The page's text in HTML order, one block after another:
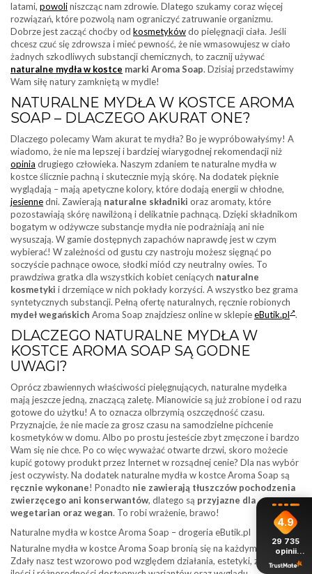
latami, powoliniszcząc nam zdrowie. Dlatego szukamy coraz więcej
rozwiązań, które pozwolą nam ograniczyć zatruwanie organizmu.
Dobrze jest zacząć choćby od kosmetykówdo pielęgnacji ciała. Jeśli
chcesz czuć się zdrowsza i mieć pewność, że nie wmasowujesz w ciało
żadnych szkodliwych substancji chemicznych, to zacznij używać
naturalne mydła w kostce marki Aroma Soap. Dzisiaj przedstawimy
Wam siłę natury zamkniętą w mydle!
NATURALNE MYDŁA W KOSTCE AROMA
SOAP – DLACZEGO AKURAT ONE?
Dlaczego polecamy Wam akurat te mydła? Bo je wypróbowałyśmy! A
wiadomo, że nie ma lepszej i bardziej wiarygodnej rekomendacji niż
opinia drugiego człowieka. Naszym zdaniem te naturalne mydła w
kostce ślicznie pachną i skutecznie myją skórę. Na dodatek pięknie
wyglądają – mają apetyczne kolory, które dodają energii w chłodne,
jesiennedni. Zawierają naturalne składniki oraz aromaty, które
pozostawiają skórę nawilżoną i delikatnie pachnącą. Dzięki składnikom
bogatym w odżywcze substancje mydła nie podrażniają ani nie
wysuszają. W gamie dostępnych zapachów naprawdę jest w czym
wybierać! W zależności od gustu czy nastroju możesz sięgnąć po
soczyście pachnące owoce, słodki miód czy neutralny owies. To
prawdziwa gratka dla wszystkich kobiet ceniących naturalne
kosmetyki i drzemiące w nich pokłady korzyści. A wszystko bez grama
syntetycznych substancji. Pełną ofertę naturalnych, ręcznie robionych
mydeł wegańskich Aroma Soap znajdziesz online w sklepieeButik.pl .
DLACZEGO NATURALNE MYDŁA W
KOSTCE AROMA SOAP SĄ GODNE
UWAGI?
Oprócz zbawiennych właściwości pielęgnujących, naturalne mydełka
mają jeszcze jedną, znaczącą zaletę. Mianowicie są już zrobione i od razu
gotowe do użytku! A to oznacza olbrzymią oszczędność czasu.
Przyznajcie, że nie macie za grosz czasu na samodzielne pichcenie
kosmetyków w domu. Albo po prostu jesteście zbyt zmęczone i bardzo
Wam się nie chce. Po co więc wyważać otwarte drzwi, skoro możecie
kupić gotowy produkt przez Internet w rozsądnej cenie? Dla nas wybór
jest oczywisty. Na dodatek naturalne mydła w kostce Aroma Soap są
ręcznie wykonane! Ponadto nie zawierają tłuszczów pochodzenia
zwierzęcego ani konserwantów, dlatego są przyjazne dla
wegetarian oraz wegan. To robi wrażenie, brawo!
Naturalne mydła w kostce Aroma Soap – drogeria eButik.pl
Naturalne mydła w kostce Aroma Soap bronią się na każdym polu.
Zdały nasz test wzorowo pod względem działania, estetyki, zapachu,
4.9
29 735
opinii
z całego
okresu